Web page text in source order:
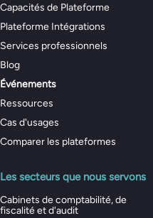
Capacités de Plateforme
Plateforme Intégrations
Services professionnels
Blog
Événements
Ressources
Cas d'usages
Comparer les plateformes
Les secteurs que nous servons
Cabinets de comptabilité, de
fiscalité et d'audit